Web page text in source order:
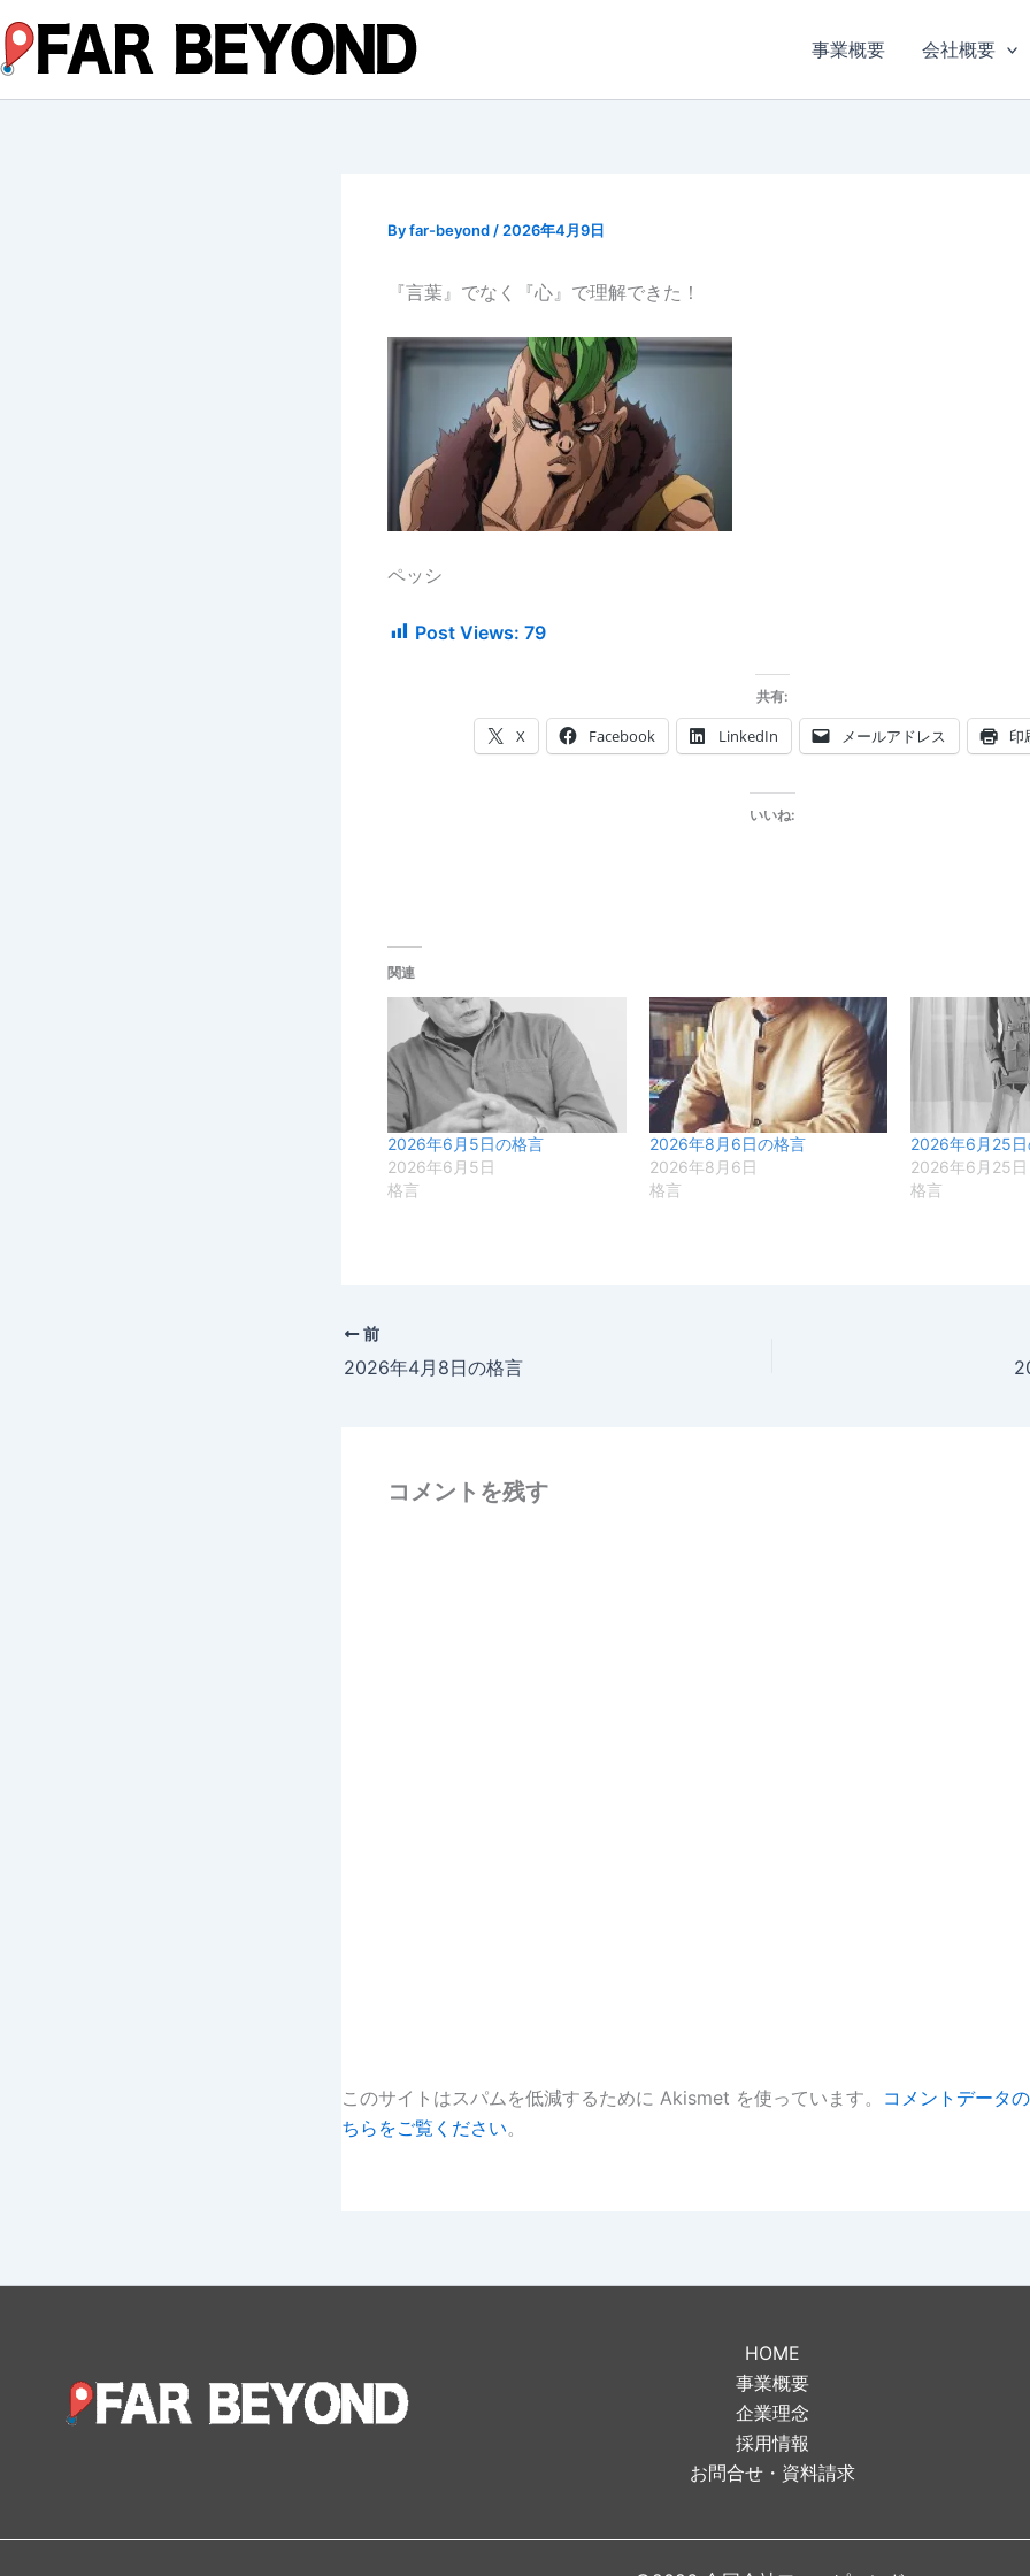
容
を
ス
事業概要 会社概要
Byfar-beyond / 2026年4月9日
『言葉』でなく『心』で理解できた！
ペッシ
Post Views: 79
共有:
X Facebook LinkedIn メールアドレス 印
いいね:
関連
2026年6月5日の格言
2026年6月5日
格言
2026年8月6日の格言
2026年8月6日
格言
2026年6月25
2026年6月25日
格言
前
2026年4月8日の格言
コメントを残す
このサイトはスパムを低減するために Akismet を使っています。 コメントデータ
ちらをご覧ください。
HOME
事業概要
企業理念
採用情報
お問合せ・資料請求